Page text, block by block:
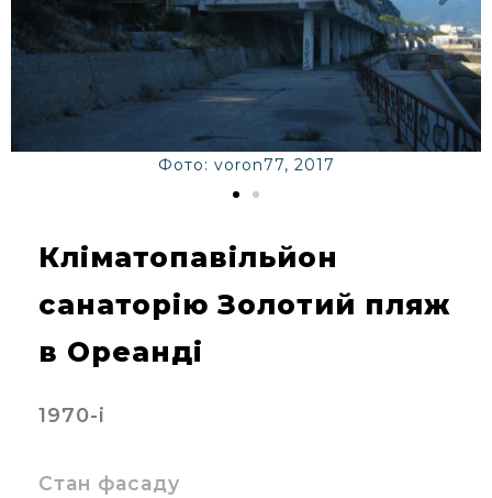
Фото: voron77, 2017
Кліматопавільйон
санаторію Золотий пляж
в Ореанді
1970-і
Стан фасаду